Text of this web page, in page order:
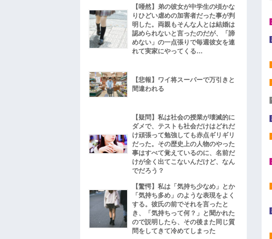
【唖然】弟の彼女が中学生の頃かな
りひどい虐めの加害者だった事が判
明した。両親もそんな人とは結婚は
認められないと言ったのだが、「諦
めない」の一点張りで毎週彼女を連
れて実家にやってくる…
【悲報】ワイ将スーパーで万引きと
間違われる
【疑問】私は社会の授業が壊滅的に
ダメで、テストも社会だけはどれだ
け頑張って勉強しても赤点ギリギリ
だった。その歴史上の人物のやった
事はすべて覚えているのに、名前だ
けが全く出てこないんだけど、なん
でだろう？
【驚愕】私は「気持ち少なめ」とか
「気持ち多め」のような表現をよく
する。彼氏の前でそれを言ったと
き、「気持ちって何？」と聞かれた
ので説明したら、その後また同じ質
問をしてきて冷めてしまった